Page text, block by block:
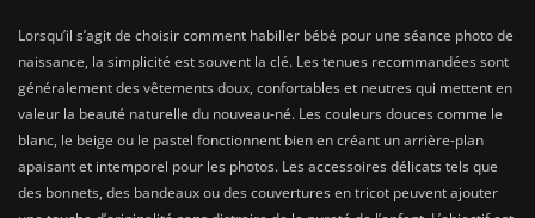
Lorsqu’il s’agit de choisir comment habiller bébé pour une séance photo de
naissance, la simplicité est souvent la clé. Les tenues recommandées sont
généralement des vêtements doux, confortables et neutres qui mettent en
valeur la beauté naturelle du nouveau-né. Les couleurs douces comme le
blanc, le beige ou le pastel fonctionnent bien en créant un arrière-plan
apaisant et intemporel pour les photos. Les accessoires délicats tels que
des bonnets, des bandeaux ou des couvertures en tricot peuvent ajouter